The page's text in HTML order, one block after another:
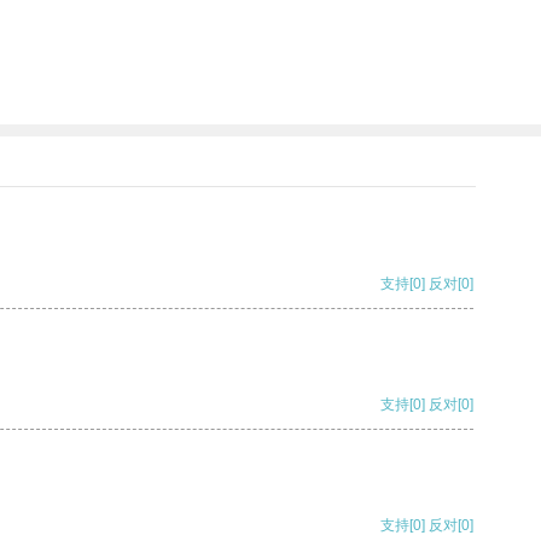
支持[0] 反对[0]
支持[0] 反对[0]
支持[0] 反对[0]